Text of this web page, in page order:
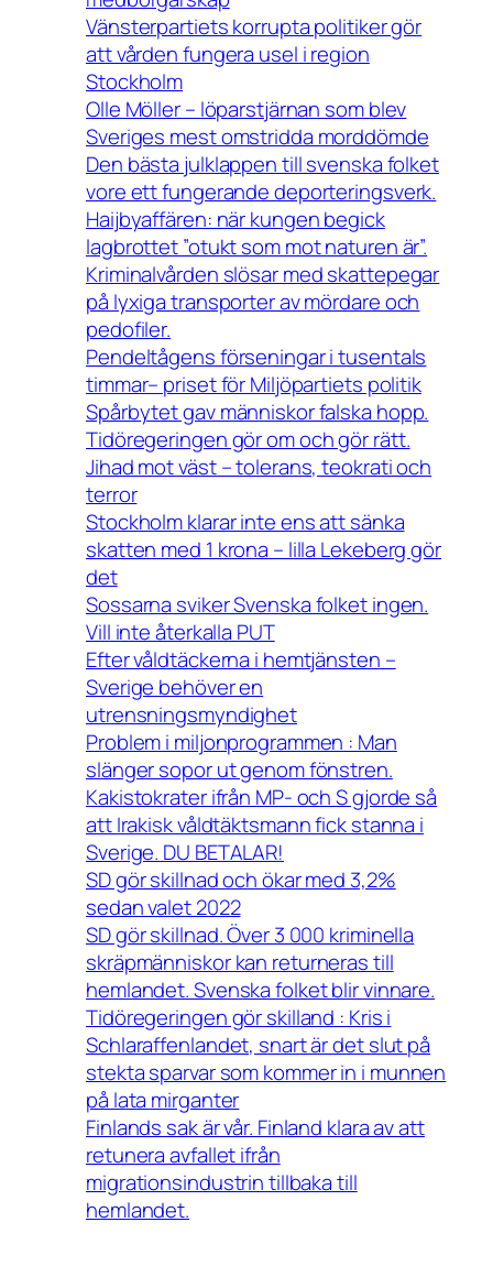
Vänsterpartiets korrupta politiker gör
att vården fungera usel i region
Stockholm
Olle Möller – löparstjärnan som blev
Sveriges mest omstridda morddömde
Den bästa julklappen till svenska folket
vore ett fungerande deporteringsverk.
Haijbyaffären: när kungen begick
lagbrottet ”otukt som mot naturen är”.
Kriminalvården slösar med skattepegar
på lyxiga transporter av mördare och
pedofiler.
Pendeltågens förseningar i tusentals
timmar– priset för Miljöpartiets politik
Spårbytet gav människor falska hopp.
Tidöregeringen gör om och gör rätt.
Jihad mot väst – tolerans, teokrati och
terror
Stockholm klarar inte ens att sänka
skatten med 1 krona – lilla Lekeberg gör
det
Sossarna sviker Svenska folket ingen.
Vill inte återkalla PUT
Efter våldtäckerna i hemtjänsten –
Sverige behöver en
utrensningsmyndighet
Problem i miljonprogrammen : Man
slänger sopor ut genom fönstren.
Kakistokrater ifrån MP- och S gjorde så
att Irakisk våldtäktsmann fick stanna i
Sverige. DU BETALAR!
SD gör skillnad och ökar med 3,2%
sedan valet 2022
SD gör skillnad. Över 3 000 kriminella
skräpmänniskor kan returneras till
hemlandet. Svenska folket blir vinnare.
Tidöregeringen gör skilland : Kris i
Schlaraffenlandet, snart är det slut på
stekta sparvar som kommer in i munnen
på lata mirganter
Finlands sak är vår. Finland klara av att
retunera avfallet ifrån
migrationsindustrin tillbaka till
hemlandet.